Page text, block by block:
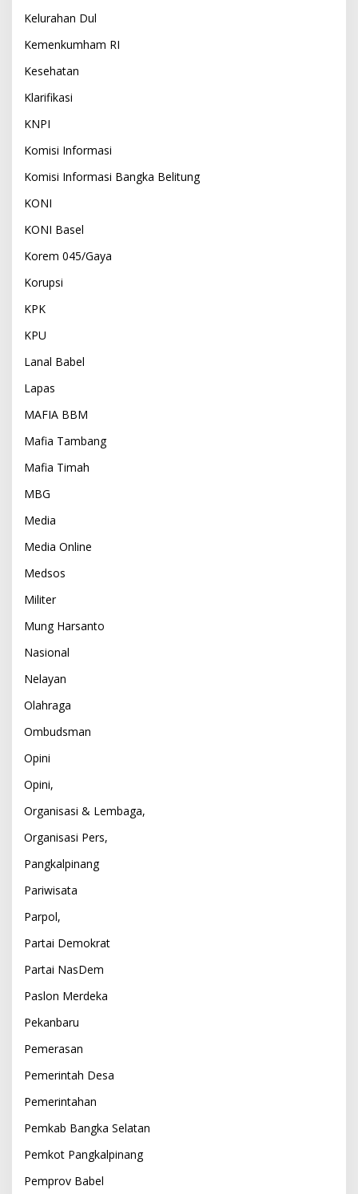
Kelurahan Dul
Kemenkumham RI
Kesehatan
Klarifikasi
KNPI
Komisi Informasi
Komisi Informasi Bangka Belitung
KONI
KONI Basel
Korem 045/Gaya
Korupsi
KPK
KPU
Lanal Babel
Lapas
MAFIA BBM
Mafia Tambang
Mafia Timah
MBG
Media
Media Online
Medsos
Militer
Mung Harsanto
Nasional
Nelayan
Olahraga
Ombudsman
Opini
Opini,
Organisasi & Lembaga,
Organisasi Pers,
Pangkalpinang
Pariwisata
Parpol,
Partai Demokrat
Partai NasDem
Paslon Merdeka
Pekanbaru
Pemerasan
Pemerintah Desa
Pemerintahan
Pemkab Bangka Selatan
Pemkot Pangkalpinang
Pemprov Babel